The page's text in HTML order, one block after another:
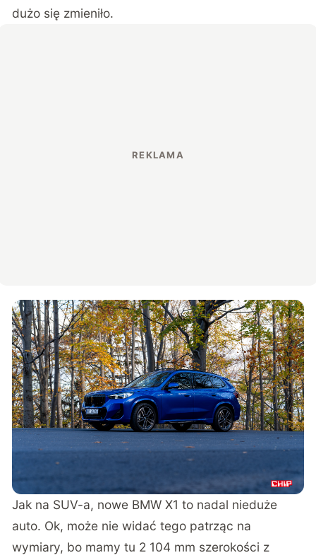
dużo się zmieniło.
Jak na SUV-a, nowe BMW X1 to nadal nieduże
auto. Ok, może nie widać tego patrząc na
wymiary, bo mamy tu 2 104 mm szerokości z